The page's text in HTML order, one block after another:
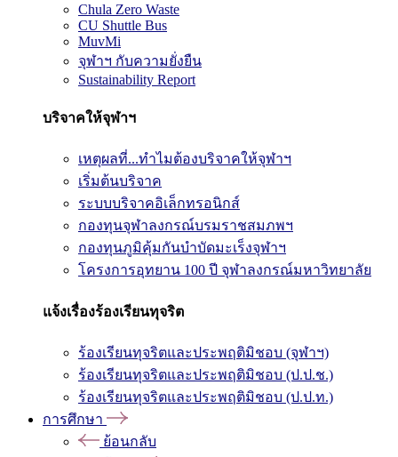
Chula Zero Waste
CU Shuttle Bus
MuvMi
จุฬาฯ กับความยั่งยืน
Sustainability Report
บริจาคให้จุฬาฯ
เหตุผลที่...ทำไมต้องบริจาคให้จุฬาฯ
เริ่มต้นบริจาค
ระบบบริจาคอิเล็กทรอนิกส์
กองทุนจุฬาลงกรณ์บรมราชสมภพฯ
กองทุนภูมิคุ้มกันบำบัดมะเร็งจุฬาฯ
โครงการอุทยาน 100 ปี จุฬาลงกรณ์มหาวิทยาลัย
แจ้งเรื่องร้องเรียนทุจริต
ร้องเรียนทุจริตและประพฤติมิชอบ (จุฬาฯ)
ร้องเรียนทุจริตและประพฤติมิชอบ (ป.ป.ช.)
ร้องเรียนทุจริตและประพฤติมิชอบ (ป.ป.ท.)
การศึกษา
ย้อนกลับ